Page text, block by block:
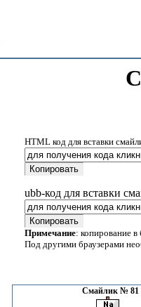
HTML код для вставки
ubb-код для вставки
Примечание: копирование в
Под другими браузерами
Смайлик № 81